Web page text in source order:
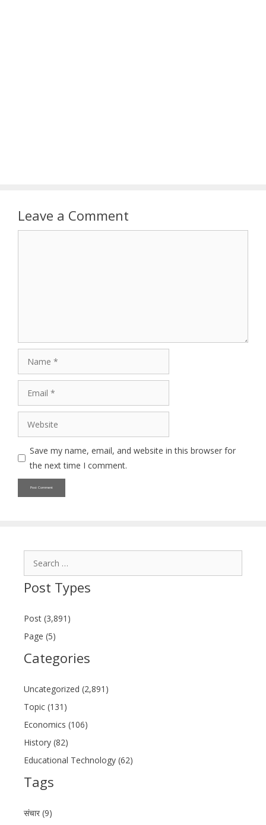
Leave a Comment
Website
Save my name, email, and website in this browser for
the next time I comment.
Post Types
Post (3,891)
Page (5)
Categories
Uncategorized (2,891)
Topic (131)
Economics (106)
History (82)
Educational Technology (62)
Tags
संचार (9)